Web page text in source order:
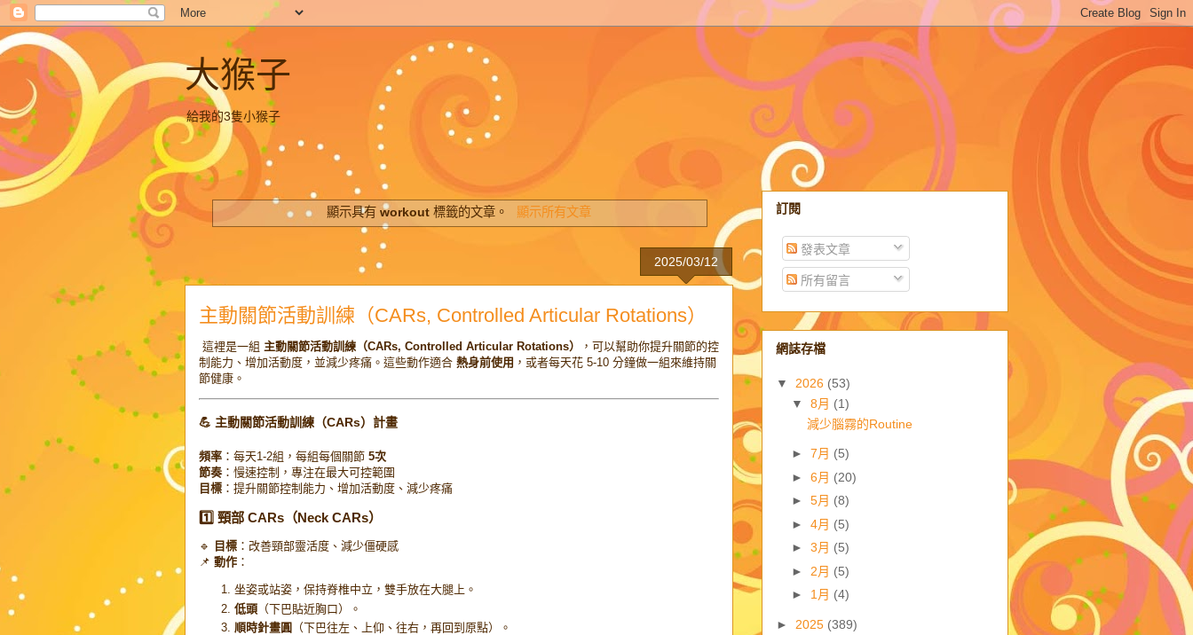
大猴子
給我的3隻小猴子
顯示具有workout 標籤的文章。 顯示所有文章
2025/03/12
主動關節活動訓練（CARs, Controlled Articular Rotations）
這裡是一組 主動關節活動訓練（CARs, Controlled Articular Rotations）
，可以幫助你提升關節的控
制能力、增加活動度，並減少疼痛。這些動作適合 熱身前使用 ，或者每天花 5-10 分鐘做一組來維持關
節健康。
💪 主動關節活動訓練（CARs）計畫
頻率 ：每天1-2組，每組每個關節 5次
節奏：慢速控制，專注在最大可控範圍
目標 ：提升關節控制能力、增加活動度、減少疼痛
1️⃣ 頸部 CARs（Neck CARs）
🔹 目標 ：改善頸部靈活度、減少僵硬感
📌 動作 ：
坐姿或站姿，保持脊椎中立，雙手放在大腿上。
低頭 （下巴貼近胸口）。
順時針畫圓
（下巴往左、上仰、往右，再回到原點）。
訂閱
發表文章
所有留言
網誌存檔
▼ 2026 (53)
▼ 8月 (1)
減少腦霧的Routine
► 7月 (5)
► 6月 (20)
► 5月 (8)
► 4月 (5)
► 3月 (5)
► 2月 (5)
► 1月 (4)
► 2025 (389)